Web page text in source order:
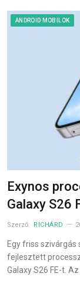
ANDROID MOBILOK
Exynos
Galaxy S26
Szerző: RICHÁRD
Egy friss szivárgás
fejlesztett
Galaxy S26 FE-t.